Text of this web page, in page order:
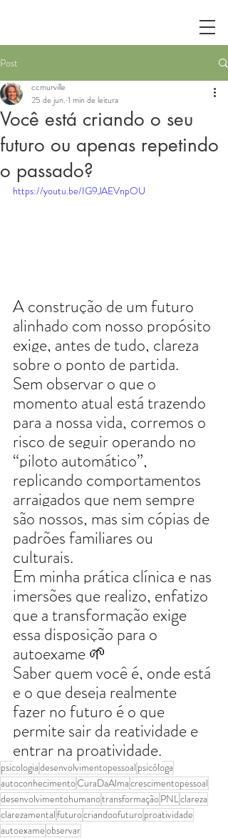
Post
Você está criando o seu
futuro ou apenas repetindo
o passado?
ccmurville
25 de jun. 1 min de leitura
https://youtu.be/IG9JAEVnpOU
A construção de um futuro
alinhado com nosso propósito
exige, antes de tudo, clareza
sobre o ponto de partida.
Sem observar o que o
momento atual está trazendo
para a nossa vida, corremos o
risco de seguir operando no
“piloto automático”,
replicando comportamentos
arraigados que nem sempre
são nossos, mas sim cópias de
padrões familiares ou
culturais.
Em minha prática clínica e nas
imersões que realizo, enfatizo
que a transformação exige
essa disposição para o
autoexame 🌱
Saber quem você é, onde está
e o que deseja realmente
fazer no futuro é o que
permite sair da reatividade e
entrar na proatividade.
psicologiadesenvolvimentopessoal psicóloga
autoconhecimentoCuraDaAlmacrescimentopessoal
desenvolvimentohumanotransformaçãoPNLclareza
clarezamentalfuturocriandoofuturoproatividade
autoexameobservar